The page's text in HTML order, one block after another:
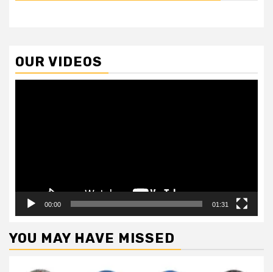
OUR VIDEOS
00:00 01:31
YOU MAY HAVE MISSED